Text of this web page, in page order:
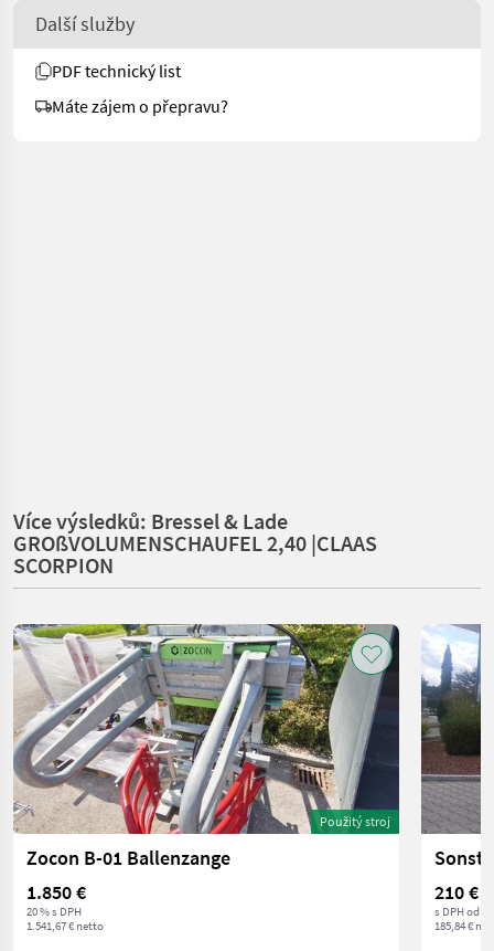
Další služby
PDF technický list
Máte zájem o přepravu?
Více výsledků: Bressel & Lade
GROßVOLUMENSCHAUFEL 2,40 |CLAAS
SCORPION
Použitý stroj
Zocon B-01 Ballenzange
1.850 €
20 % s DPH
1.541,67 € netto
210 €
s DPH od
185,84 €